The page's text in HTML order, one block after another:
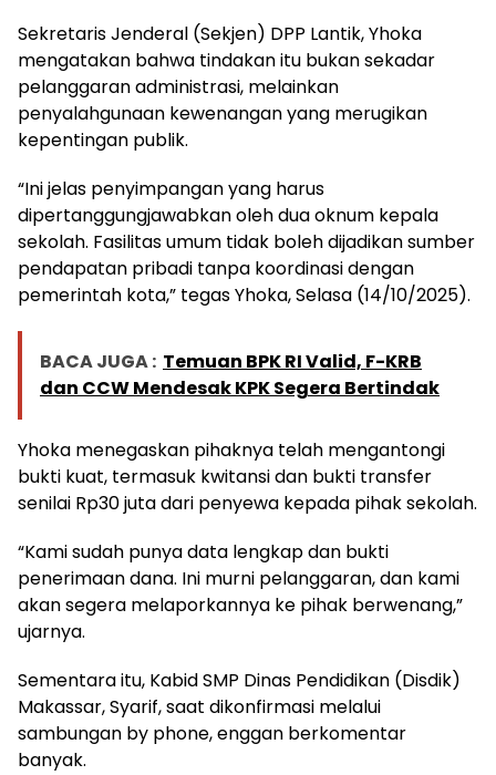
Sekretaris Jenderal (Sekjen) DPP Lantik, Yhoka
mengatakan bahwa tindakan itu bukan sekadar
pelanggaran administrasi, melainkan
penyalahgunaan kewenangan yang merugikan
kepentingan publik.
“Ini jelas penyimpangan yang harus
dipertanggungjawabkan oleh dua oknum kepala
sekolah. Fasilitas umum tidak boleh dijadikan sumber
pendapatan pribadi tanpa koordinasi dengan
pemerintah kota,” tegas Yhoka, Selasa (14/10/2025).
BACA JUGA : Temuan BPK RI Valid, F-KRB
dan CCW Mendesak KPK Segera Bertindak
Yhoka menegaskan pihaknya telah mengantongi
bukti kuat, termasuk kwitansi dan bukti transfer
senilai Rp30 juta dari penyewa kepada pihak sekolah.
“Kami sudah punya data lengkap dan bukti
penerimaan dana. Ini murni pelanggaran, dan kami
akan segera melaporkannya ke pihak berwenang,”
ujarnya.
Sementara itu, Kabid SMP Dinas Pendidikan (Disdik)
Makassar, Syarif, saat dikonfirmasi melalui
sambungan by phone, enggan berkomentar
banyak.